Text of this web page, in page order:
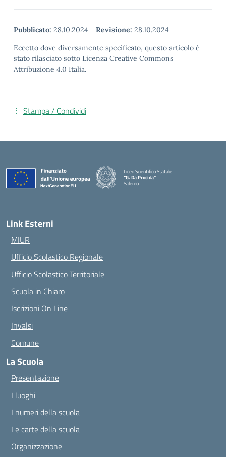
Pubblicato: 28.10.2024 - Revisione: 28.10.2024
Eccetto dove diversamente specificato, questo articolo è
stato rilasciato sotto Licenza Creative Commons
Attribuzione 4.0 Italia.
Stampa / Condividi
Liceo Scientifico Statale
“G. Da Procida”
Salerno
Link Esterni
MIUR
Ufficio Scolastico Regionale
Ufficio Scolastico Territoriale
Scuola in Chiaro
Iscrizioni On Line
Invalsi
Comune
La Scuola
Presentazione
I luoghi
I numeri della scuola
Le carte della scuola
Organizzazione